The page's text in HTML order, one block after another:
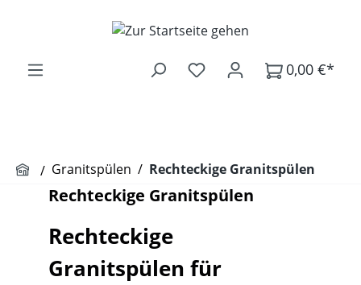
Zum Hauptinhalt springen
0,00 €*
Granitspülen / Rechteckige Granitspülen
Rechteckige Granitspülen
Rechteckige
Granitspülen für